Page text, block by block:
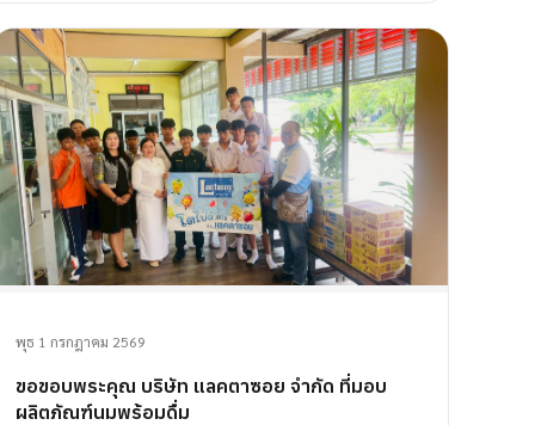
พุธ 1 กรกฎาคม 2569
ขอขอบพระคุณ บริษัท แลคตาซอย จำกัด ที่มอบ
ผลิตภัณฑ์นมพร้อมดื่ม